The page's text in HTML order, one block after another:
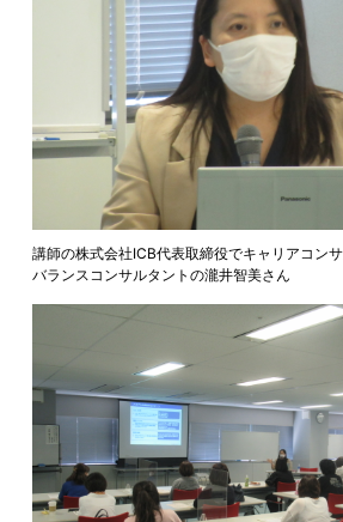
講師の株式会社ICB代表取締役でキャリアコン
バランスコンサルタントの瀧井智美さん